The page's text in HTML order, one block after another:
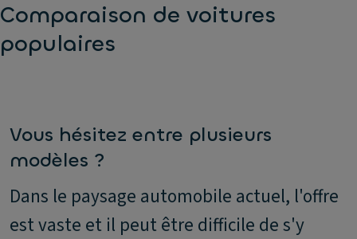
Comparaison de voitures
populaires
Vous hésitez entre plusieurs
modèles ?
Dans le paysage automobile actuel, l'offre
est vaste et il peut être difficile de s'y